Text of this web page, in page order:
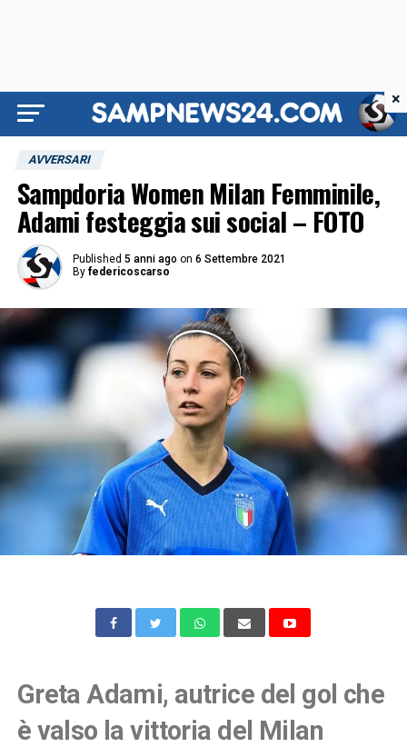
AVVERSARI
Sampdoria Women Milan Femminile,
Adami festeggia sui social – FOTO
Published 5 anni ago on 6 Settembre 2021
By federicoscarso
Greta Adami, autrice del gol che
è valso la vittoria del Milan
×